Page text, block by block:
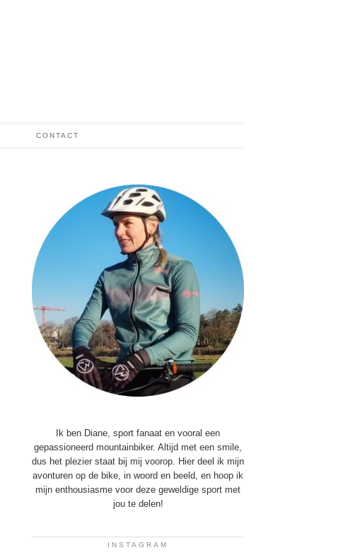
CONTACT
Ik ben Diane, sport fanaat en vooral een
gepassioneerd mountainbiker. Altijd met een smile,
dus het plezier staat bij mij voorop. Hier deel ik mijn
avonturen op de bike, in woord en beeld, en hoop ik
mijn enthousiasme voor deze geweldige sport met
jou te delen!
INSTAGRAM